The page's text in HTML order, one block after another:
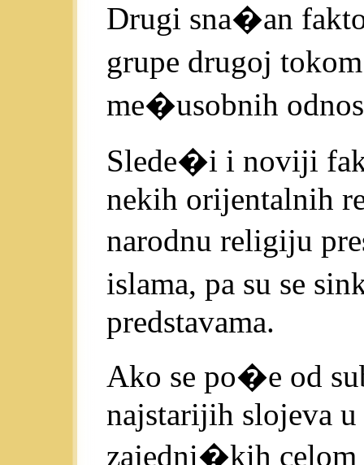
Drugi sna�an
grupe drugoj
me�usobnih
Slede�i i noviji
nekih orijentalnih
narodnu religiju
islama, pa su se
predstavama.
Ako se po�e od
najstarijih slojeva u
zajedni�kih celom